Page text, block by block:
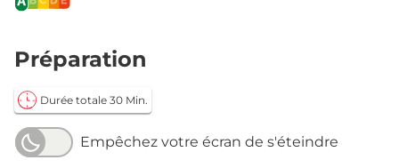
Préparation
Durée totale 30 Min.
Empêchez votre écran de s'éteindre